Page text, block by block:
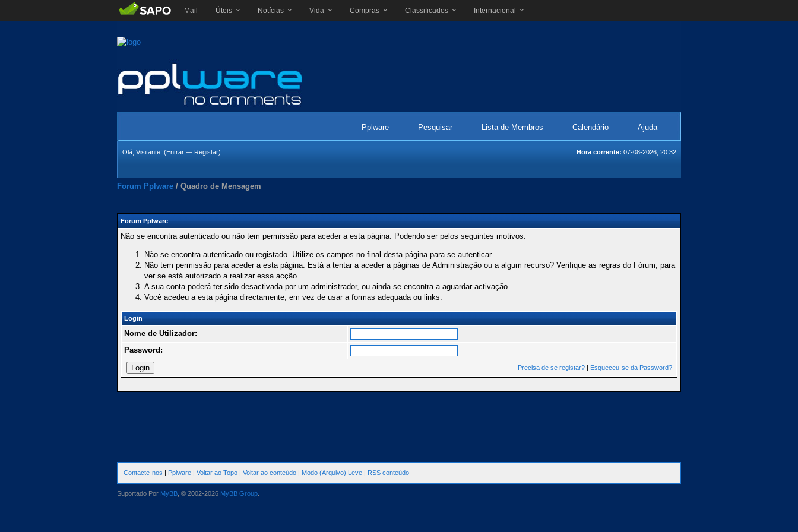
Mail Úteis Notícias Vida Compras Classificados Internacional
Pplware Pesquisar Lista de Membros Calendário Ajuda
Hora corrente: 07-08-2026, 20:32
Olá, Visitante! (Entrar — Registar)
Forum Pplware / Quadro de Mensagem
Forum Pplware
Não se encontra autenticado ou não tem permissão para aceder a esta página. Podendo ser pelos seguintes motivos:
Não se encontra autenticado ou registado. Utilize os campos no final desta página para se autenticar.
Não tem permissão para aceder a esta página. Está a tentar a aceder a páginas de Administração ou a algum recurso? Verifique as regras do Fórum, para
ver se está autorizado a realizar essa acção.
A sua conta poderá ter sido desactivada por um administrador, ou ainda se encontra a aguardar activação.
Você acedeu a esta página directamente, em vez de usar a formas adequada ou links.
Login
Nome de Utilizador:
Password:
Precisa de se registar? | Esqueceu-se da Password?
Contacte-nos | Pplware | Voltar ao Topo | Voltar ao conteúdo | Modo (Arquivo) Leve | RSS conteúdo
Suportado Por MyBB , © 2002-2026 MyBB Group